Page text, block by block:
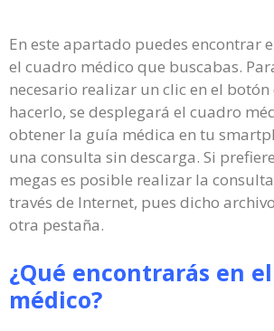
En este apartado puedes encontrar
el cuadro médico que buscabas.
necesario realizar un clic en el botón
hacerlo, se desplegará el cuadro
obtener la guía médica en tu
una consulta sin descarga. Si
megas es posible realizar la
través de Internet, pues dicho
otra pestaña.
¿Qué encontrarás en
médico?